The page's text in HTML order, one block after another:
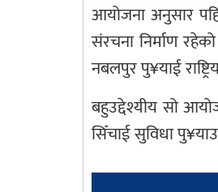
आयोजना अनुसार
संरचना निर्माण
नबलपुर पु¥याई
बहुउद्देश्यीय सो
सिँचाई सुविधा